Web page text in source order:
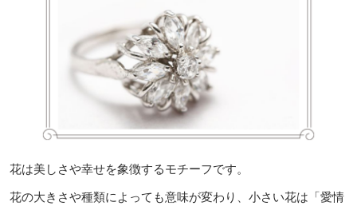
花は美しさや幸せを象徴するモチーフです。
花の大きさや種類によっても意味が変わり、小さい花は「愛情